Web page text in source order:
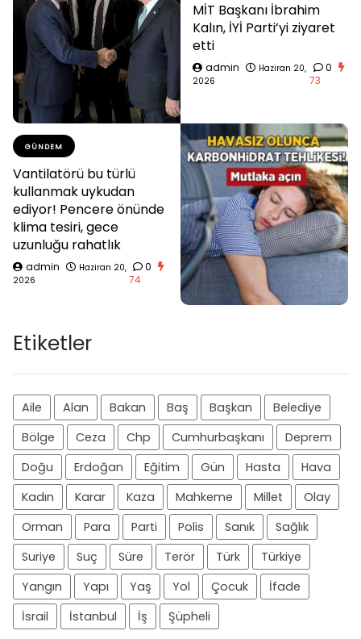
MİT Başkanı İbrahim
Kalın, İYİ Parti’yi ziyaret
etti
admin
Haziran 20,
2026
0
73
GÜNDEM
Vantilatörü bu türlü
kullanmak uykudan
ediyor! Pencere önünde
klima tesiri, gece
uzunluğu rahatlık
admin
Haziran 20,
2026
0
74
Etiketler
Aile Alan Bakan Baş Başkan
Belediye
Bölge
Ceza Chp Cumhurbaşkanı
Deprem
Doğu
Erdoğan Eğitim Gün Hasta
Hava
Kadın
Karar Kaza Mahkeme Millet
Olay
Orman
Para Parti Polis Sanık
Sağlık
Suriye
Suç Süre Terör Türk
Türkiye
Yangın
Yapı Yaş Yol Çocuk
İfade
İsrail
İstanbul İş Şüpheli